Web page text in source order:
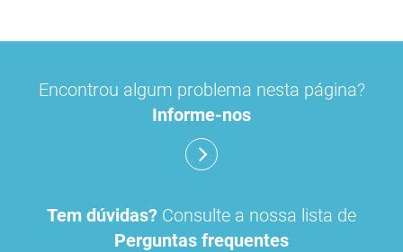
Encontrou algum problema nesta página?
Informe-nos
Tem dúvidas? Consulte a nossa lista de
Perguntas frequentes